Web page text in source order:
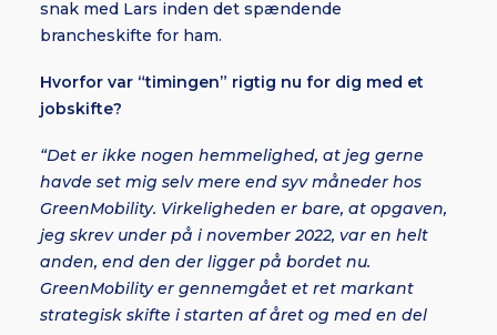
snak med Lars inden det spændende
brancheskifte for ham.
Hvorfor var “timingen” rigtig nu for dig med et
jobskifte?
“Det er ikke nogen hemmelighed, at jeg gerne
havde set mig selv mere end syv måneder hos
GreenMobility. Virkeligheden er bare, at opgaven,
jeg skrev under på i november 2022, var en helt
anden, end den der ligger på bordet nu.
GreenMobility er gennemgået et ret markant
strategisk skifte i starten af året og med en del